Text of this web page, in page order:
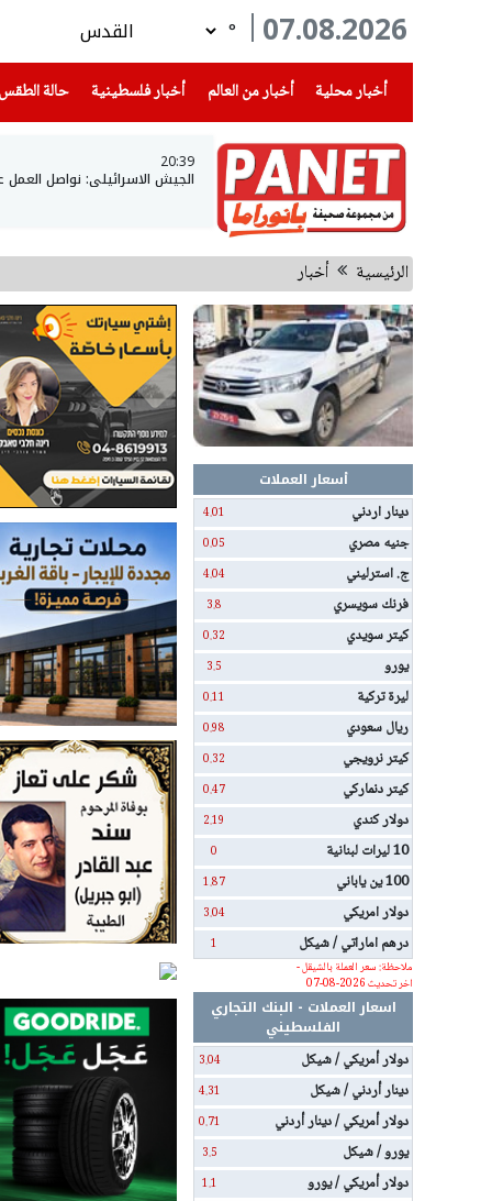
07.08.2026
°
أخبار محلية
(current) أخبار من العالم أخبار فلسطينية(current) حالة الطقس
20:39
الجيش الاسرائيلي: نواصل
الرئيسية أخبار
أسعار العملات
دينار اردني
4.01
جنيه مصري 0.05
ج. استرليني 4.04
فرنك سويسري 3.8
كيتر سويدي 0.32
يورو 3.5
ليرة تركية 0.11
ريال سعودي 0.98
كيتر نرويجي 0.32
كيتر دنماركي 0.47
دولار كندي 2.19
10 ليرات لبنانية 0
100 ين ياباني 1.87
دولار امريكي 3.04
درهم اماراتي / شيكل
1
ملاحظة: سعر العملة بالشيقل -
اخر تحديث 2026-08-07
اسعار العملات - البنك التجاري
الفلسطيني
دولار أمريكي / شيكل
3.04
دينار أردني / شيكل 4.31
دولار أمريكي / دينار أردني 0.71
يورو / شيكل 3.5
دولار أمريكي / يورو 1.1